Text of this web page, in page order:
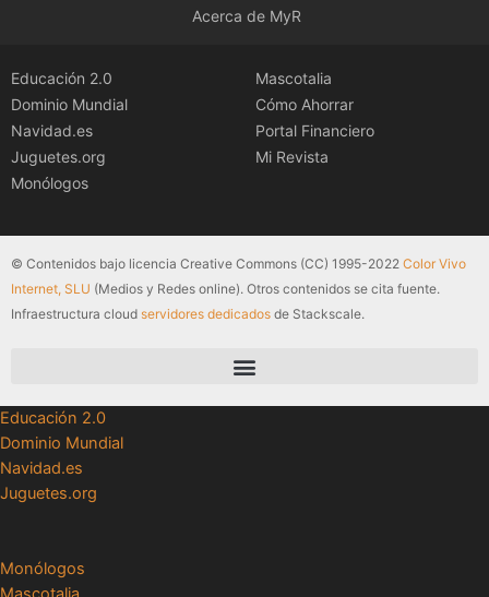
Acerca de MyR
Educación 2.0
Dominio Mundial
Navidad.es
Juguetes.org
Monólogos
Mascotalia
Cómo Ahorrar
Portal Financiero
Mi Revista
© Contenidos bajo licencia Creative Commons (CC) 1995-2022 Color Vivo
Internet, SLU (Medios y Redes online). Otros contenidos se cita fuente.
Infraestructura cloud servidores dedicados de Stackscale.
Educación 2.0
Dominio Mundial
Navidad.es
Juguetes.org
Monólogos